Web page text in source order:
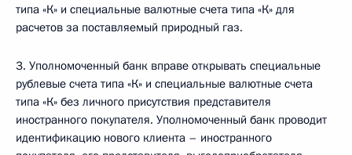
типа «К» и специальные валютные счета типа «К» для
расчетов за поставляемый природный газ.
3. Уполномоченный банк вправе открывать специальные
рублевые счета типа «К» и специальные валютные счета
типа «К» без личного присутствия представителя
иностранного покупателя. Уполномоченный банк проводит
идентификацию нового клиента – иностранного